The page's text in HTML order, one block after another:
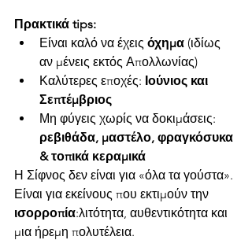
Πρακτικά tips:
Είναι καλό να έχεις όχημα (ιδίως
αν μένεις εκτός Απολλωνίας)
Καλύτερες εποχές: Ιούνιος και
Σεπτέμβριος
Μη φύγεις χωρίς να δοκιμάσεις:
ρεβιθάδα, μαστέλο, φραγκόσυκα
& τοπικά κεραμικά
Η Σίφνος δεν είναι για «όλα τα γούστα».
Είναι για εκείνους που εκτιμούν την
ισορροπία:λιτότητα, αυθεντικότητα και
μια ήρεμη πολυτέλεια.